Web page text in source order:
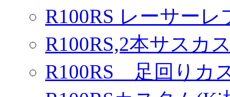
R100RS レーサー
R100RS,2本サスカ
R100RS 足回りカ